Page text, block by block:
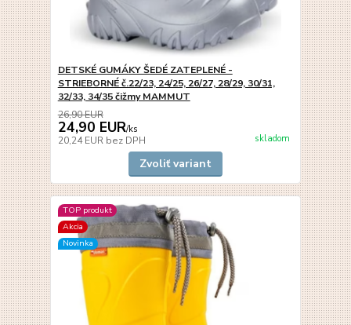
DETSKÉ GUMÁKY ŠEDÉ ZATEPLENÉ -
STRIEBORNÉ č.22/23, 24/25, 26/27, 28/29, 30/31,
32/33, 34/35 čižmy MAMMUT
26,90 EUR
24,90 EUR/ks
20,24 EUR bez DPH skladom
Zvoliť variant
TOP produkt
Akcia
Novinka